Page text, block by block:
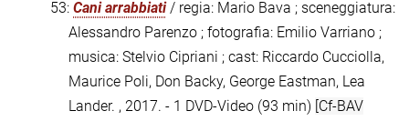
53: Cani arrabbiati/ regia: Mario Bava ; sceneggiatura:
Alessandro Parenzo ; fotografia: Emilio Varriano ;
musica: Stelvio Cipriani ; cast: Riccardo Cucciolla,
Maurice Poli, Don Backy, George Eastman, Lea
Lander. , 2017. - 1 DVD-Video (93 min) [Cf-BAV